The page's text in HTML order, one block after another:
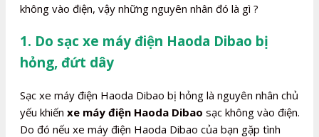
không vào điện, vậy những nguyên nhân đó là gì ?
1. Do sạc xe máy điện Haoda Dibao bị
hỏng, đứt dây
Sạc xe máy điện Haoda Dibao bị hỏng là nguyên nhân chủ
yếu khiến xe máy điện Haoda Dibao sạc không vào điện.
Do đó nếu xe máy điện Haoda Dibao của bạn gặp tình